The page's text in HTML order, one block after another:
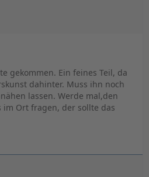
gekommen. Ein feines Teil, da
dahinter. Muss ihn noch
lassen. Werde mal,den
im Ort fragen, der sollte das